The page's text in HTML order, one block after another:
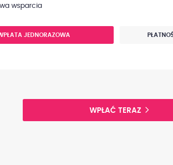
wsparcia
JEDNORAZOWA
WPŁAĆ TERAZ